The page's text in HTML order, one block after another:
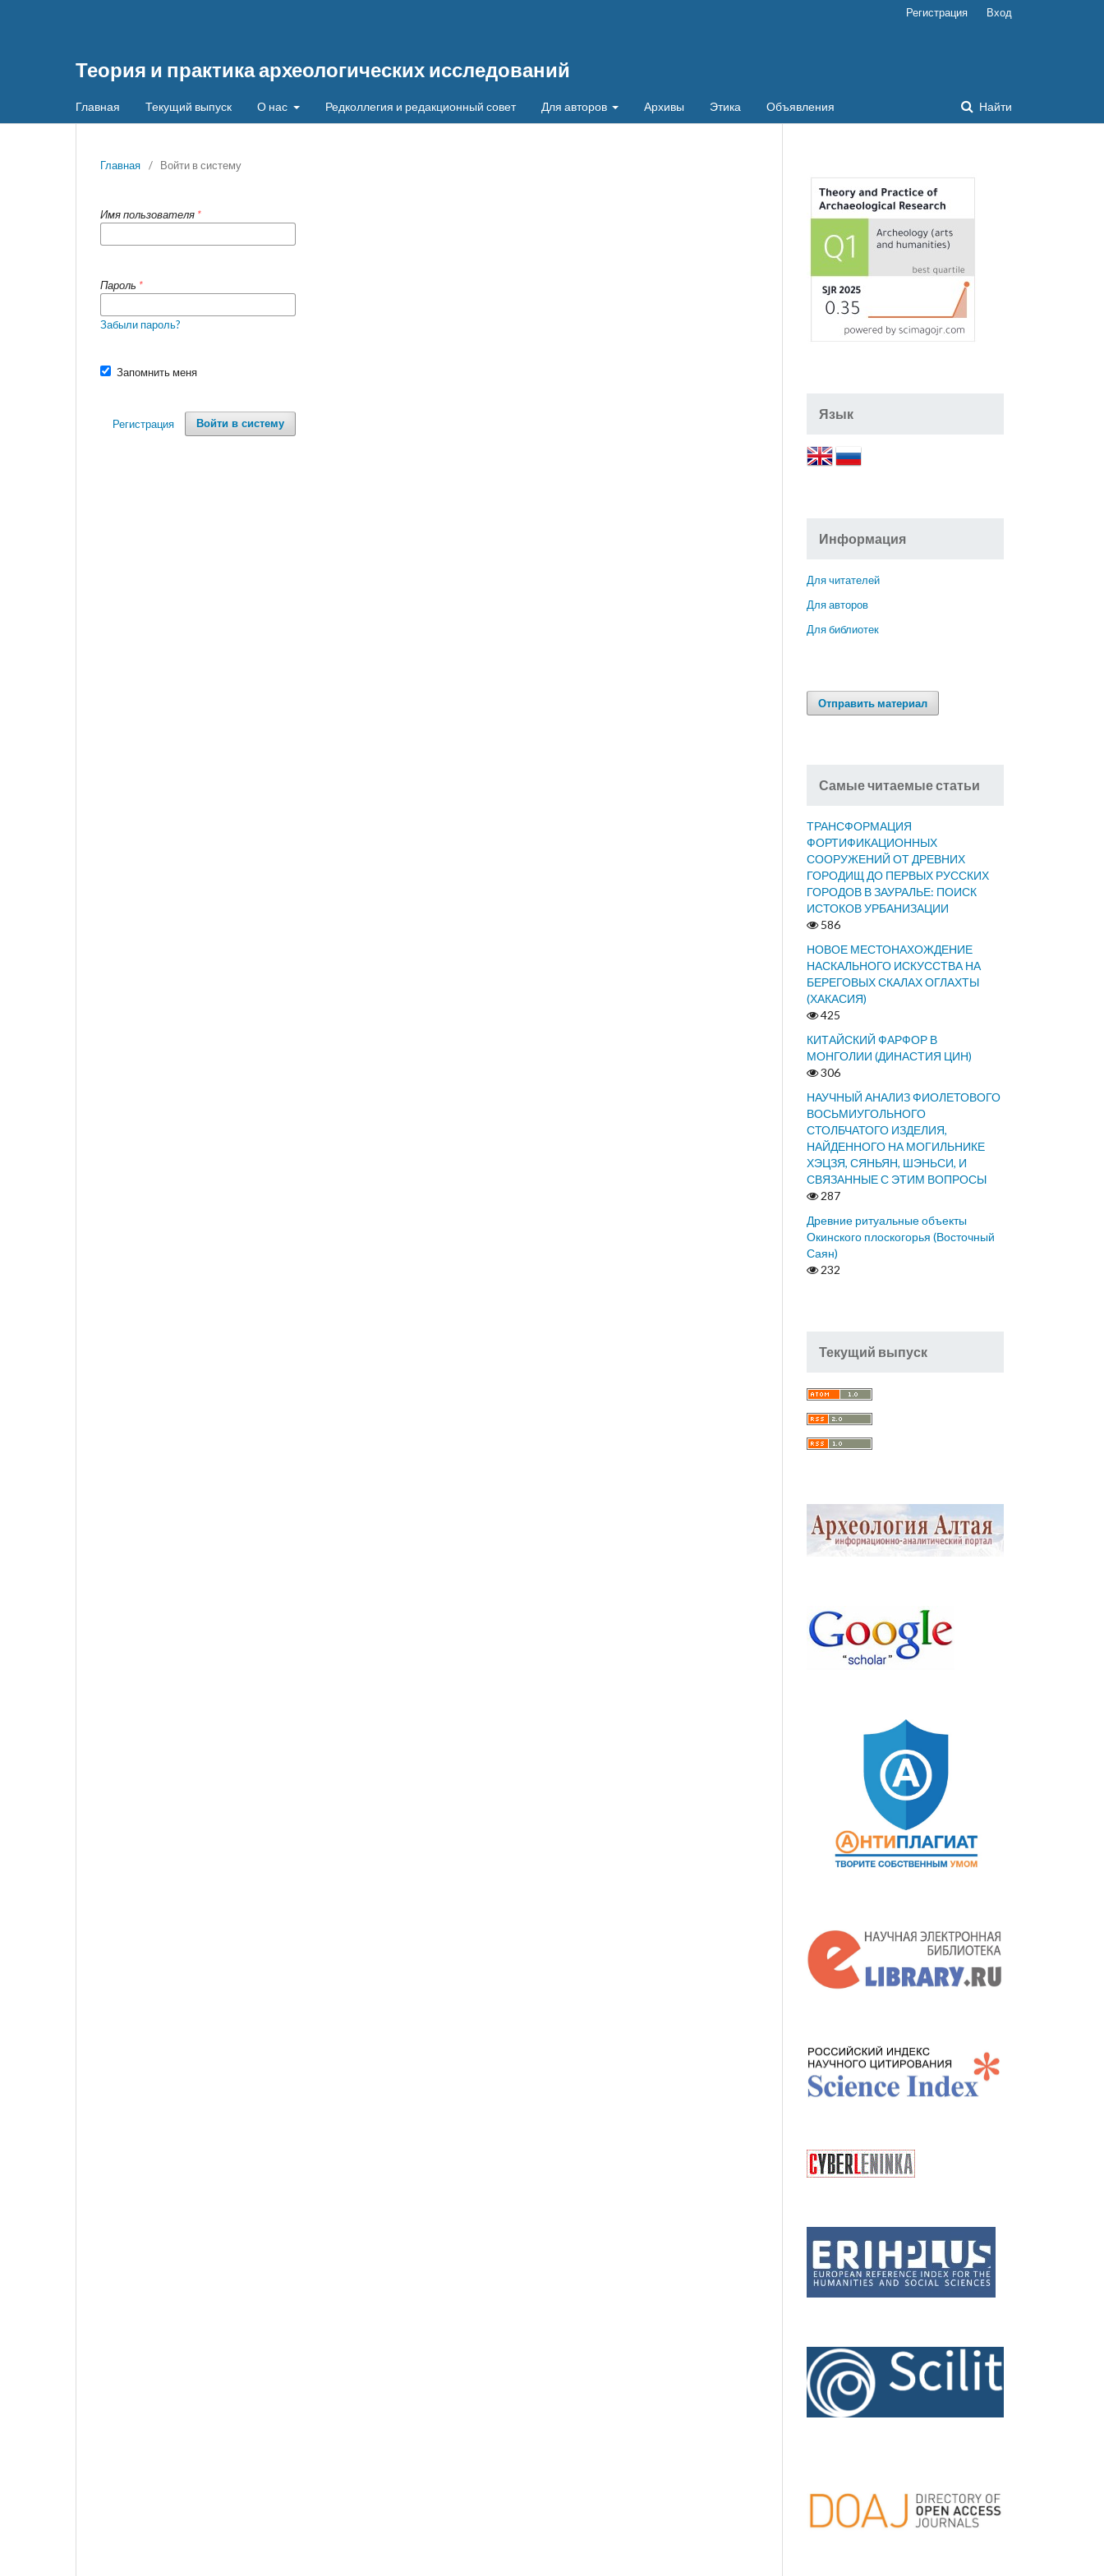
Теория и практика археологических исследований
Главная Текущий выпуск О нас Редколлегия и редакционный совет Для авторов Архивы Этика Объявления Найти
Регистрация Вход
Главная / Войти в систему
Имя пользователя *
Пароль *
Забыли пароль?
Запомнить меня
Войти в систему
Регистрация
Язык
Информация
Для читателей
Для авторов
Для библиотек
Отправить материал
Самые читаемые статьи
ТРАНСФОРМАЦИЯ
ФОРТИФИКАЦИОННЫХ
СООРУЖЕНИЙ ОТ ДРЕВНИХ
ГОРОДИЩ ДО ПЕРВЫХ РУССКИХ
ГОРОДОВ В ЗАУРАЛЬЕ: ПОИСК
ИСТОКОВ УРБАНИЗАЦИИ
586
НОВОЕ МЕСТОНАХОЖДЕНИЕ
НАСКАЛЬНОГО ИСКУССТВА НА
БЕРЕГОВЫХ СКАЛАХ ОГЛАХТЫ
(ХАКАСИЯ)
425
КИТАЙСКИЙ ФАРФОР В
МОНГОЛИИ (ДИНАСТИЯ ЦИН)
306
НАУЧНЫЙ АНАЛИЗ ФИОЛЕТОВОГО
ВОСЬМИУГОЛЬНОГО
СТОЛБЧАТОГО ИЗДЕЛИЯ,
НАЙДЕННОГО НА МОГИЛЬНИКЕ
ХЭЦЗЯ, СЯНЬЯН, ШЭНЬСИ, И
СВЯЗАННЫЕ С ЭТИМ ВОПРОСЫ
287
Древние ритуальные объекты
Окинского плоскогорья (Восточный
Саян)
232
Текущий выпуск